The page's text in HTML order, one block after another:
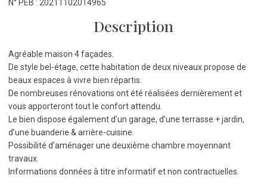
N° PEB : 20211102014965
Description
Agréable maison 4 façades.
De style bel-étage, cette habitation de deux niveaux propose de
beaux espaces à vivre bien répartis.
De nombreuses rénovations ont été réalisées dernièrement et
vous apporteront tout le confort attendu.
Le bien dispose également d’un garage, d’une terrasse + jardin,
d’une buanderie & arrière-cuisine.
Possibilité d’aménager une deuxième chambre moyennant
travaux.
Informations données à titre informatif et non contractuelles.